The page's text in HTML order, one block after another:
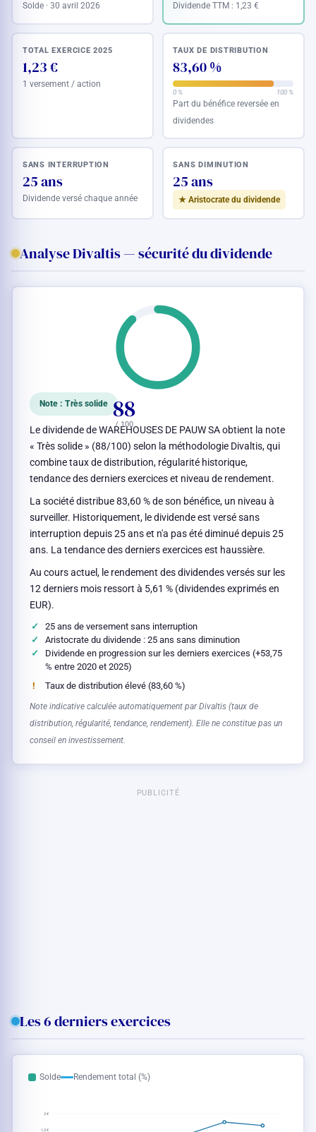
Solde · 30 avril 2026 Dividende TTM : 1,23 €
TOTAL EXERCICE 2025
1,23 €
1 versement / action
TAUX DE DISTRIBUTION
83,60 %
0 % 100 %
Part du bénéfice reversée en
dividendes
SANS INTERRUPTION
25 ans
Dividende versé chaque année
SANS DIMINUTION
25 ans
★ Aristocrate du dividende
Analyse Divaltis — sécurité du dividende
88
/ 100
Note : Très solide
Le dividende de WAREHOUSES DE PAUW SA obtient la note
« Très solide » (88/100) selon la méthodologie Divaltis, qui
combine taux de distribution, régularité historique,
tendance des derniers exercices et niveau de rendement.
La société distribue 83,60 % de son bénéfice, un niveau à
surveiller. Historiquement, le dividende est versé sans
interruption depuis 25 ans et n'a pas été diminué depuis 25
ans. La tendance des derniers exercices est haussière.
Au cours actuel, le rendement des dividendes versés sur les
12 derniers mois ressort à 5,61 % (dividendes exprimés en
EUR).
25 ans de versement sans interruption
Aristocrate du dividende : 25 ans sans diminution
Dividende en progression sur les derniers exercices (+53,75
% entre 2020 et 2025)
Taux de distribution élevé (83,60 %)
Note indicative calculée automatiquement par Divaltis (taux de
distribution, régularité, tendance, rendement). Elle ne constitue pas un
conseil en investissement.
PUBLICITÉ
Les 6 derniers exercices
Solde Rendement total (%)
1,5 €
2 €